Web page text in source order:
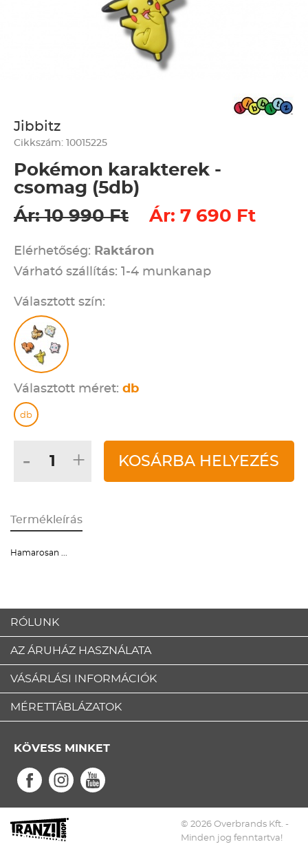
Jibbitz
Cikkszám: 10015225
Pokémon karakterek -
csomag (5db)
Ár: 10 990 Ft
Ár: 7 690 Ft
Elérhetőség: Raktáron
Várható szállítás: 1-4 munkanap
Választott szín:
Választott méret: db
db
- + KOSÁRBA HELYEZÉS
Termékleírás
Hamarosan ...
RÓLUNK
AZ ÁRUHÁZ HASZNÁLATA
VÁSÁRLÁSI INFORMÁCIÓK
MÉRETTÁBLÁZATOK
KÖVESS MINKET
© 2026 Overbrands Kft. -
Minden jog fenntartva!